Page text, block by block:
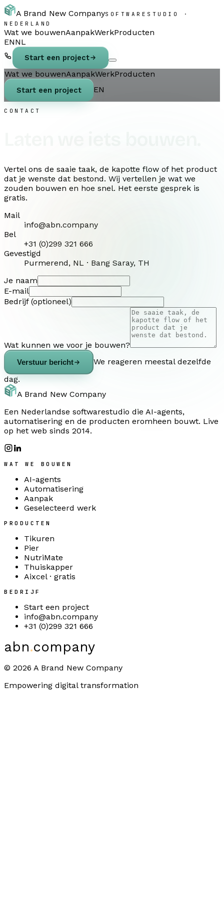
A Brand New CompanySOFTWARESTUDIO ·
NEDERLAND
Wat we bouwenAanpakWerkProducten
ENNL
Start een project
Wat we bouwenAanpakWerkProducten
Start een project EN
CONTACT
Vertel ons de saaie taak, de kapotte flow of het product
dat je wenste dat bestond. Wij vertellen je wat we
zouden bouwen en hoe snel. Het eerste gesprek is
gratis.
Mail
info@abn.company
Bel
+31 (0)299 321 666
Gevestigd
Purmerend, NL · Bang Saray, TH
Je naam
E-mail
Bedrijf (optioneel)
Wat kunnen we voor je bouwen?
Verstuur bericht
We reageren meestal dezelfde
dag.
A Brand New Company
Een Nederlandse softwarestudio die AI-agents,
automatisering en de producten eromheen bouwt. Live
op het web sinds 2014.
WAT WE BOUWEN
AI-agents
Automatisering
Aanpak
Geselecteerd werk
PRODUCTEN
Tikuren
Pier
NutriMate
Thuiskapper
Aixcel · gratis
BEDRIJF
Start een project
info@abn.company
+31 (0)299 321 666
abn.company
© 2026 A Brand New Company
Empowering digital transformation